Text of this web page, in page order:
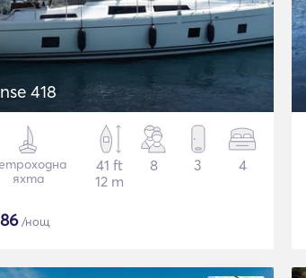
418
яхта
41 ft
12 m
8 3 4
/нощ